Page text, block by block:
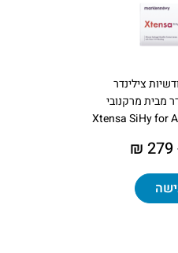
צילינדר
מבית מרקנובי
​Xtensa SiHy for